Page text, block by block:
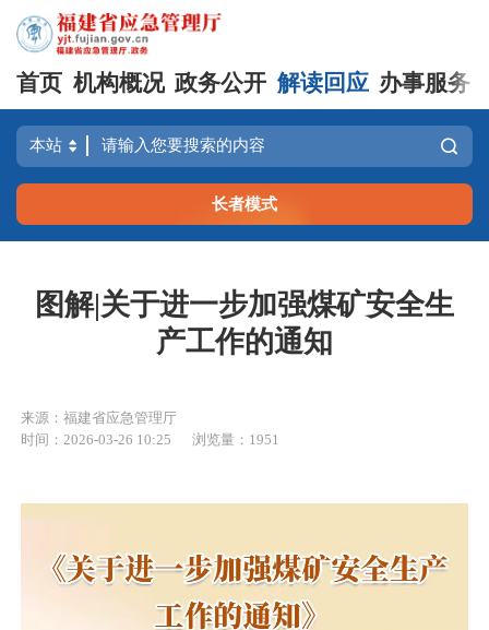
首页 机构概况 政务公开 解读回应 办事服务
长者模式
图解|关于进一步加强煤矿安全生
产工作的通知
来源：福建省应急管理厅
时间：2026-03-26 10:25
浏览量：1951